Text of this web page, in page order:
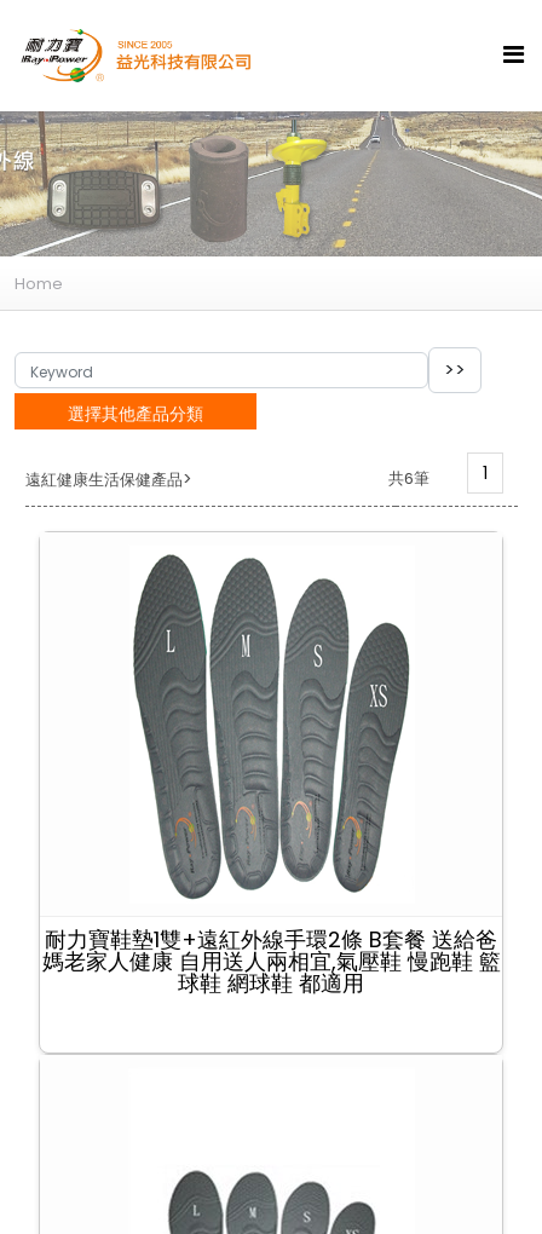
Home
選擇其他產品分類
遠紅健康生活保健產品> 共6筆 1
耐力寶鞋墊1雙+遠紅外線手環2條 B套餐 送給爸
媽老家人健康 自用送人兩相宜,氣壓鞋 慢跑鞋 籃
球鞋 網球鞋 都適用